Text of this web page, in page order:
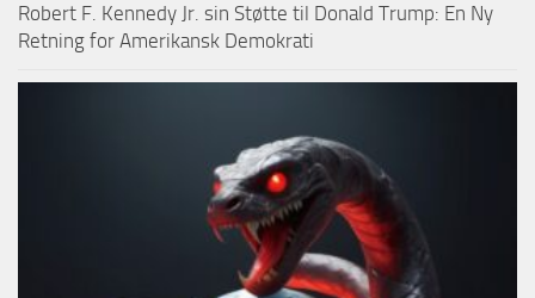
Robert F. Kennedy Jr. sin Støtte til Donald Trump: En Ny
Retning for Amerikansk Demokrati